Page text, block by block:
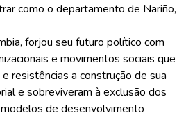
como o departamento de Nariño,
forjou seu futuro político com
e movimentos sociais que
resistências a construção de sua
e sobreviveram à exclusão dos
de desenvolvimento